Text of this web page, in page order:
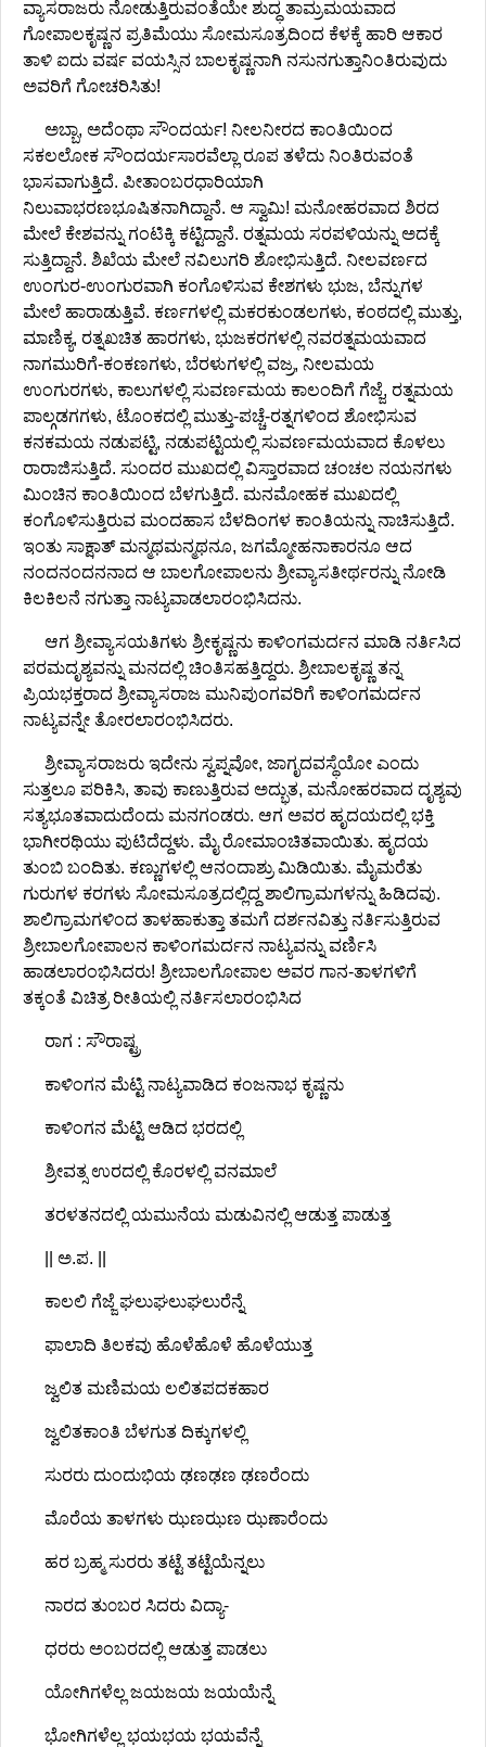
ವ್ಯಾಸರಾಜರು ನೋಡುತ್ತಿರುವಂತೆಯೇ ಶುದ್ಧ ತಾಮ್ರಮಯವಾದ
ಗೋಪಾಲಕೃಷ್ಣನ ಪ್ರತಿಮೆಯು ಸೋಮಸೂತ್ರದಿಂದ ಕೆಳಕ್ಕೆ ಹಾರಿ ಆಕಾರ
ತಾಳಿ ಐದು ವರ್ಷ ವಯಸ್ಸಿನ ಬಾಲಕೃಷ್ಣನಾಗಿ ನಸುನಗುತ್ತಾನಿಂತಿರುವುದು
ಅವರಿಗೆ ಗೋಚರಿಸಿತು!
ಅಬ್ಬಾ, ಅದೆಂಥಾ ಸೌಂದರ್ಯ! ನೀಲನೀರದ ಕಾಂತಿಯಿಂದ
ಸಕಲಲೋಕ ಸೌಂದರ್ಯಸಾರವೆಲ್ಲಾ ರೂಪ ತಳೆದು ನಿಂತಿರುವಂತೆ
ಭಾಸವಾಗುತ್ತಿದೆ. ಪೀತಾಂಬರಧಾರಿಯಾಗಿ
ನಿಲುವಾಭರಣಭೂಷಿತನಾಗಿದ್ದಾನೆ. ಆ ಸ್ವಾಮಿ! ಮನೋಹರವಾದ ಶಿರದ
ಮೇಲೆ ಕೇಶವನ್ನು ಗಂಟಿಕ್ಕಿ ಕಟ್ಟಿದ್ದಾನೆ. ರತ್ನಮಯ ಸರಪಳಿಯನ್ನು ಅದಕ್ಕೆ
ಸುತ್ತಿದ್ದಾನೆ. ಶಿಖೆಯ ಮೇಲೆ ನವಿಲುಗರಿ ಶೋಭಿಸುತ್ತಿದೆ. ನೀಲವರ್ಣದ
ಉಂಗುರ-ಉಂಗುರವಾಗಿ ಕಂಗೊಳಿಸುವ ಕೇಶಗಳು ಭುಜ, ಬೆನ್ನುಗಳ
ಮೇಲೆ ಹಾರಾಡುತ್ತಿವೆ. ಕರ್ಣಗಳಲ್ಲಿ ಮಕರಕುಂಡಲಗಳು, ಕಂಠದಲ್ಲಿ ಮುತ್ತು,
ಮಾಣಿಕ್ಯ, ರತ್ನಖಚಿತ ಹಾರಗಳು, ಭುಜಕರಗಳಲ್ಲಿ ನವರತ್ನಮಯವಾದ
ನಾಗಮುರಿಗೆ-ಕಂಕಣಗಳು, ಬೆರಳುಗಳಲ್ಲಿ ವಜ್ರ, ನೀಲಮಯ
ಉಂಗುರಗಳು, ಕಾಲುಗಳಲ್ಲಿ ಸುವರ್ಣಮಯ ಕಾಲಂದಿಗೆ ಗೆಜ್ಜೆ, ರತ್ನಮಯ
ಪಾಲ್ಗಡಗಗಳು, ಟೊಂಕದಲ್ಲಿ ಮುತ್ತು-ಪಚ್ಚೆ-ರತ್ನಗಳಿಂದ ಶೋಭಿಸುವ
ಕನಕಮಯ ನಡುಪಟ್ಟಿ, ನಡುಪಟ್ಟಿಯಲ್ಲಿ ಸುವರ್ಣಮಯವಾದ ಕೊಳಲು
ರಾರಾಜಿಸುತ್ತಿದೆ. ಸುಂದರ ಮುಖದಲ್ಲಿ ವಿಸ್ತಾರವಾದ ಚಂಚಲ ನಯನಗಳು
ಮಿಂಚಿನ ಕಾಂತಿಯಿಂದ ಬೆಳಗುತ್ತಿದೆ. ಮನಮೋಹಕ ಮುಖದಲ್ಲಿ
ಕಂಗೊಳಿಸುತ್ತಿರುವ ಮಂದಹಾಸ ಬೆಳದಿಂಗಳ ಕಾಂತಿಯನ್ನು ನಾಚಿಸುತ್ತಿದೆ.
ಇಂತು ಸಾಕ್ಷಾತ್ ಮನ್ಮಥಮನ್ಮಥನೂ, ಜಗಮ್ಮೋಹನಾಕಾರನೂ ಆದ
ನಂದನಂದನನಾದ ಆ ಬಾಲಗೋಪಾಲನು ಶ್ರೀವ್ಯಾಸತೀರ್ಥರನ್ನು ನೋಡಿ
ಕಿಲಕಿಲನೆ ನಗುತ್ತಾ ನಾಟ್ಯವಾಡಲಾರಂಭಿಸಿದನು.
ಆಗ ಶ್ರೀವ್ಯಾಸಯತಿಗಳು ಶ್ರೀಕೃಷ್ಣನು ಕಾಳಿಂಗಮರ್ದನ ಮಾಡಿ ನರ್ತಿಸಿದ
ಪರಮದೃಶ್ಯವನ್ನು ಮನದಲ್ಲಿ ಚಿಂತಿಸಹತ್ತಿದ್ದರು. ಶ್ರೀಬಾಲಕೃಷ್ಣ ತನ್ನ
ಪ್ರಿಯಭಕ್ತರಾದ ಶ್ರೀವ್ಯಾಸರಾಜ ಮುನಿಪುಂಗವರಿಗೆ ಕಾಳಿಂಗಮರ್ದನ
ನಾಟ್ಯವನ್ನೇ ತೋರಲಾರಂಭಿಸಿದರು.
ಶ್ರೀವ್ಯಾಸರಾಜರು ಇದೇನು ಸ್ವಪ್ನವೋ, ಜಾಗೃದವಸ್ಥೆಯೋ ಎಂದು
ಸುತ್ತಲೂ ಪರಿಕಿಸಿ, ತಾವು ಕಾಣುತ್ತಿರುವ ಅದ್ಭುತ, ಮನೋಹರವಾದ ದೃಶ್ಯವು
ಸತ್ಯಭೂತವಾದುದೆಂದು ಮನಗಂಡರು. ಆಗ ಅವರ ಹೃದಯದಲ್ಲಿ ಭಕ್ತಿ
ಭಾಗೀರಥಿಯು ಪುಟಿದೆದ್ದಳು. ಮೈ ರೋಮಾಂಚಿತವಾಯಿತು. ಹೃದಯ
ತುಂಬಿ ಬಂದಿತು. ಕಣ್ಣುಗಳಲ್ಲಿ ಆನಂದಾಶ್ರು ಮಿಡಿಯಿತು. ಮೈಮರೆತು
ಗುರುಗಳ ಕರಗಳು ಸೋಮಸೂತ್ರದಲ್ಲಿದ್ದ ಶಾಲಿಗ್ರಾಮಗಳನ್ನು ಹಿಡಿದವು.
ಶಾಲಿಗ್ರಾಮಗಳಿಂದ ತಾಳಹಾಕುತ್ತಾ ತಮಗೆ ದರ್ಶನವಿತ್ತು ನರ್ತಿಸುತ್ತಿರುವ
ಶ್ರೀಬಾಲಗೋಪಾಲನ ಕಾಳಿಂಗಮರ್ದನ ನಾಟ್ಯವನ್ನು ವರ್ಣಿಸಿ
ಹಾಡಲಾರಂಭಿಸಿದರು! ಶ್ರೀಬಾಲಗೋಪಾಲ ಅವರ ಗಾನ-ತಾಳಗಳಿಗೆ
ತಕ್ಕಂತೆ ವಿಚಿತ್ರ ರೀತಿಯಲ್ಲಿ ನರ್ತಿಸಲಾರಂಭಿಸಿದ
ರಾಗ : ಸೌರಾಷ್ಟ್ರ
ಕಾಳಿಂಗನ ಮೆಟ್ಟಿ ನಾಟ್ಯವಾಡಿದ ಕಂಜನಾಭ ಕೃಷ್ಣನು
ಕಾಳಿಂಗನ ಮೆಟ್ಟಿ ಆಡಿದ ಭರದಲ್ಲಿ
ಶ್ರೀವತ್ಸ ಉರದಲ್ಲಿ ಕೊರಳಲ್ಲಿ ವನಮಾಲೆ
ತರಳತನದಲ್ಲಿ ಯಮುನೆಯ ಮಡುವಿನಲ್ಲಿ ಆಡುತ್ತ ಪಾಡುತ್ತ
|| ಅ.ಪ. ||
ಕಾಲಲಿ ಗೆಜ್ಜೆ ಘಲುಘಲುಘಲುರೆನ್ನೆ
ಫಾಲಾದಿ ತಿಲಕವು ಹೊಳೆಹೊಳೆ ಹೊಳೆಯುತ್ತ
ಜ್ವಲಿತ ಮಣಿಮಯ ಲಲಿತಪದಕಹಾರ
ಜ್ವಲಿತಕಾಂತಿ ಬೆಳಗುತ ದಿಕ್ಕುಗಳಲ್ಲಿ
ಸುರರು ದುಂದುಭಿಯ ಢಣಢಣ ಢಣರೆಂದು
ಮೊರೆಯ ತಾಳಗಳು ಝಣಝಣ ಝಣಾರೆಂದು
ಹರ ಬ್ರಹ್ಮ ಸುರರು ತಟ್ಟೆ ತಟ್ಟೆಯೆನ್ನಲು
ನಾರದ ತು೦ಬರ ಸಿದರು ವಿದ್ಯಾ-
ಧರರು ಅಂಬರದಲ್ಲಿ ಆಡುತ್ತ ಪಾಡಲು
ಯೋಗಿಗಳೆಲ್ಲ ಜಯಜಯ ಜಯಯೆನ್ನೆ
ಭೋಗಿಗಳೆಲ್ಲ ಭಯಭಯ ಭಯವೆನ್ನೆ